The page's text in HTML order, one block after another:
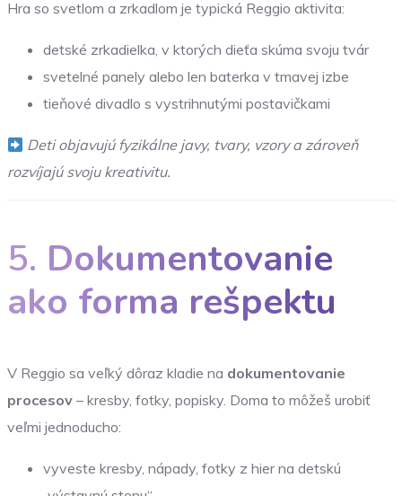
Hra so svetlom a zrkadlom je typická Reggio aktivita:
detské zrkadielka, v ktorých dieťa skúma svoju tvár
svetelné panely alebo len baterka v tmavej izbe
tieňové divadlo s vystrihnutými postavičkami
Deti objavujú fyzikálne javy, tvary, vzory a zároveň
rozvíjajú svoju kreativitu.
5. Dokumentovanie
ako forma rešpektu
V Reggio sa veľký dôraz kladie na dokumentovanie
procesov – kresby, fotky, popisky. Doma to môžeš urobiť
veľmi jednoducho:
vyveste kresby, nápady, fotky z hier na detskú